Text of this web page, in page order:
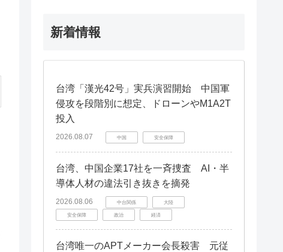
新着情報
台湾「漢光42号」実兵演習開始 中国軍
侵攻を段階別に想定、ドローンやM1A2T
投入
2026.08.07 中国 安全保障
台湾、中国企業17社を一斉捜査 AI・半
導体人材の違法引き抜きを摘発
2026.08.06 中台関係 大陸
安全保障 政治 経済
台湾唯一のAPTメーカー会長殺害 元従